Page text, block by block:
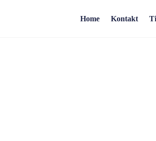
Home Kontakt